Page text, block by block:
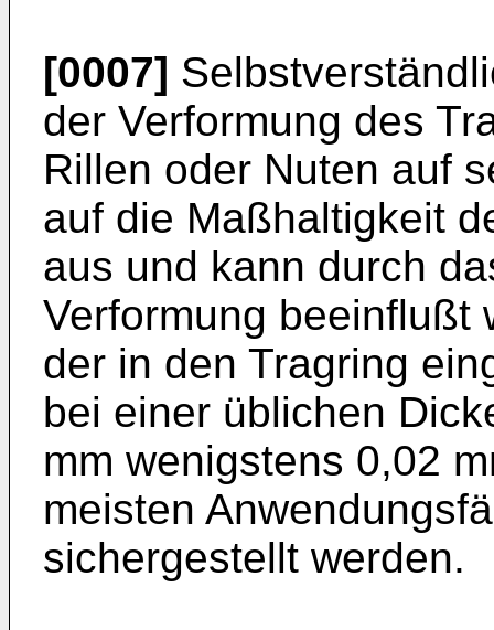
[0007]
der Verformung des
Rillen oder Nuten auf
auf die Maßhaltigkeit
aus und kann durch
Verformung beeinflußt
der in den Tragring
bei einer üblichen
mm wenigstens 0,02
meisten
sichergestellt werden.